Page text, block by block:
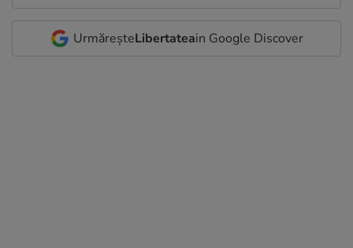
UrmăreșteLibertateain Google Discover